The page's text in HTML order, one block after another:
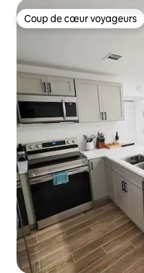
Coup de cœur voyageurs
Coup de cœur voyageurs